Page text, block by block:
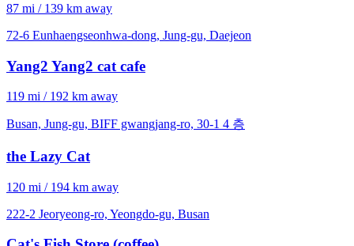
87 mi / 139 km away
72-6 Eunhaengseonhwa-dong, Jung-gu, Daejeon
Yang2 Yang2 cat cafe
119 mi / 192 km away
Busan, Jung-gu, BIFF gwangjang-ro, 30-1 4 층
the Lazy Cat
120 mi / 194 km away
222-2 Jeoryeong-ro, Yeongdo-gu, Busan